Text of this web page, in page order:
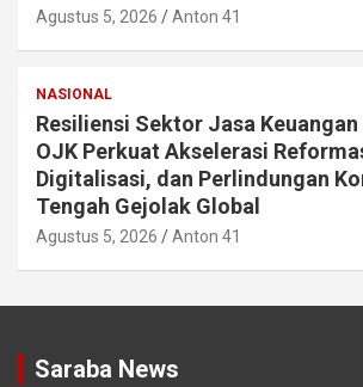
Agustus 5, 2026 Anton 41
NASIONAL
Resiliensi Sektor Jasa
OJK Perkuat Akselerasi
Digitalisasi, dan Perlindungan
Tengah Gejolak Global
Agustus 5, 2026 Anton 41
Saraba News